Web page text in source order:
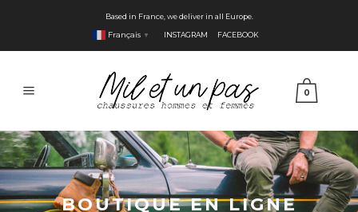
Based in France, we deliver in all Europe.
Français ▼ INSTAGRAM FACEBOOK
0
BOUTIQUE EN LIGNE